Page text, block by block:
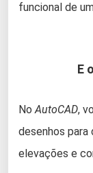
funcional de
E
NoAutoCAD,
desenhos para
elevações e